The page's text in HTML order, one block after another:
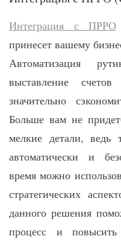
Интеграция с ПРРО
принесет вашему
Автоматизация
выставление
значительно
Больше вам не
мелкие детали, ведь
автоматически и
время можно
стратегических
данного решения
процесс и повысить